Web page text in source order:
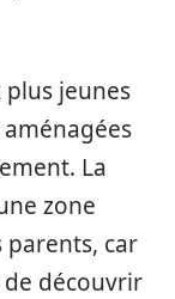
plus jeunes
La
zone
car
découvrir